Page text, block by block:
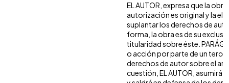
EL AUTOR, expresa que la
autorización es original y la
suplantar los derechos de
forma, la obra es de su
titularidad sobre éste.
o acción por parte de un
derechos de autor sobre el
cuestión, EL AUTOR, asumirá